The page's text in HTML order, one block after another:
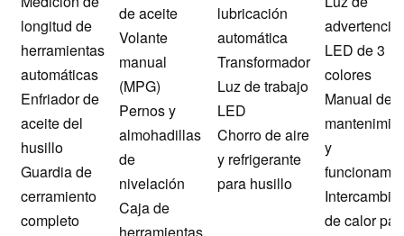
longitud de
herramientas
automáticas
Enfriador de
aceite del
husillo
Guardia de
cerramiento
completo
de aceite
Volante
manual
(MPG)
Pernos y
almohadillas
de
nivelación
Caja de
herramientas
lubricación
automática
Transformador
Luz de trabajo
LED
Chorro de aire
y refrigerante
para husillo
advertencia
LED de 3
colores
Manual de
y
de calor